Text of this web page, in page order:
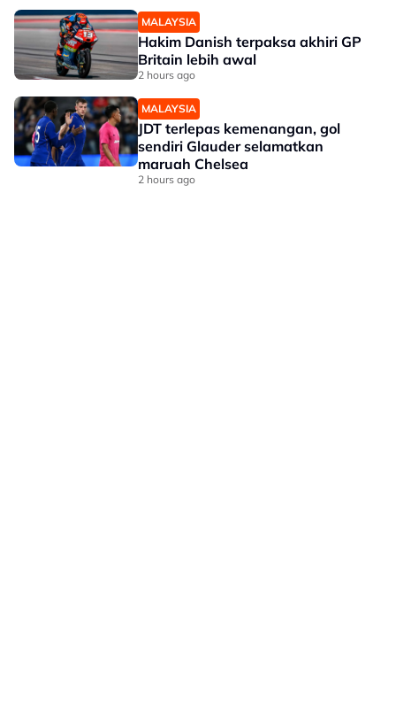
MALAYSIA
Hakim Danish terpaksa akhiri GP
Britain lebih awal
2 hours ago
MALAYSIA
JDT terlepas kemenangan, gol
sendiri Glauder selamatkan
maruah Chelsea
2 hours ago